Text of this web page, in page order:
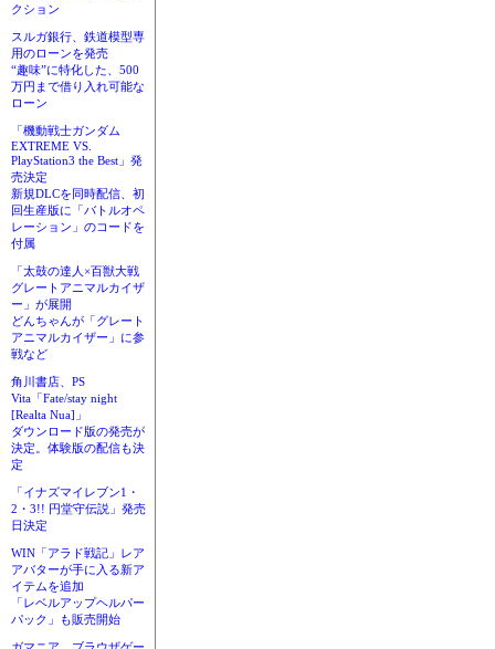
クション
スルガ銀行、鉄道模型専
用のローンを発売
“趣味”に特化した、500
万円まで借り入れ可能な
ローン
「機動戦士ガンダム
EXTREME VS.
PlayStation3 the Best」発
売決定
新規DLCを同時配信、初
回生産版に「バトルオペ
レーション」のコードを
付属
「太鼓の達人×百獣大戦
グレートアニマルカイザ
ー」が展開
どんちゃんが「グレート
アニマルカイザー」に参
戦など
角川書店、PS
Vita「Fate/stay night
[Realta Nua]」
ダウンロード版の発売が
決定。体験版の配信も決
定
「イナズマイレブン1・
2・3!! 円堂守伝説」発売
日決定
WIN「アラド戦記」レア
アバターが手に入る新ア
イテムを追加
「レベルアップヘルパー
パック」も販売開始